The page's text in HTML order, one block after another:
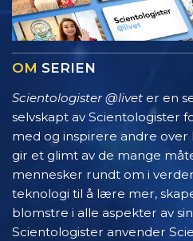
OM SERIEN
Scientologister @livet er en
selvskapt av Scientologister
med og inspirere andre
gir et glimt av de mange
mennesker rundt om i
teknologi til å lære mer,
blomstre i alle aspekter av
Scientologister anvender